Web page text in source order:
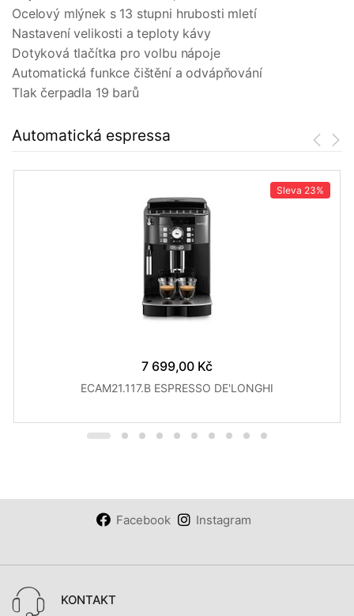
Ocelový mlýnek s 13 stupni hrubosti mletí
Nastavení velikosti a teploty kávy
Dotyková tlačítka pro volbu nápoje
Automatická funkce čištění a odvápňování
Tlak čerpadla 19 barů
Automatická espressa
Sleva 23%
7 699,00 Kč
ECAM21.117.B ESPRESSO DE'LONGHI
Facebook Instagram
KONTAKT